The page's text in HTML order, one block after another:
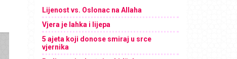
Lijenost vs. Oslonac na Allaha
Vjera je lahka i lijepa
5 ajeta koji donose smiraj u srce
vjernika